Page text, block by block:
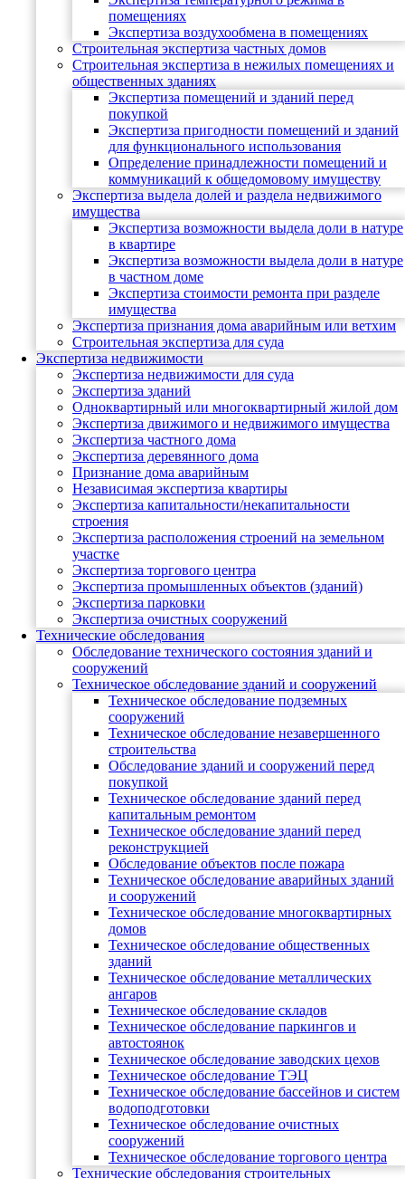
помещениях
Экспертиза воздухообмена в помещениях
Строительная экспертиза частных домов
Строительная экспертиза в нежилых помещениях и
общественных зданиях
Экспертиза помещений и зданий перед
покупкой
Экспертиза пригодности помещений и зданий
для функционального использования
Определение принадлежности помещений и
коммуникаций к общедомовому имуществу
Экспертиза выдела долей и раздела недвижимого
имущества
Экспертиза возможности выдела доли в натуре
в квартире
Экспертиза возможности выдела доли в натуре
в частном доме
Экспертиза стоимости ремонта при разделе
имущества
Экспертиза признания дома аварийным или ветхим
Строительная экспертиза для суда
Экспертиза недвижимости
Экспертиза недвижимости для суда
Экспертиза зданий
Одноквартирный или многоквартирный жилой дом
Экспертиза движимого и недвижимого имущества
Экспертиза частного дома
Экспертиза деревянного дома
Признание дома аварийным
Независимая экспертиза квартиры
Экспертиза капитальности/некапитальности
строения
Экспертиза расположения строений на земельном
участке
Экспертиза торгового центра
Экспертиза промышленных объектов (зданий)
Экспертиза парковки
Экспертиза очистных сооружений
Технические обследования
Обследование технического состояния зданий и
сооружений
Техническое обследование зданий и сооружений
Техническое обследование подземных
сооружений
Техническое обследование незавершенного
строительства
Обследование зданий и сооружений перед
покупкой
Техническое обследование зданий перед
капитальным ремонтом
Техническое обследование зданий перед
реконструкцией
Обследование объектов после пожара
Техническое обследование аварийных зданий
и сооружений
Техническое обследование многоквартирных
домов
Техническое обследование общественных
зданий
Техническое обследование металлических
ангаров
Техническое обследование складов
Техническое обследование паркингов и
автостоянок
Техническое обследование заводских цехов
Техническое обследование ТЭЦ
Техническое обследование бассейнов и систем
водоподготовки
Техническое обследование очистных
сооружений
Техническое обследование торгового центра
Технические обследования строительных